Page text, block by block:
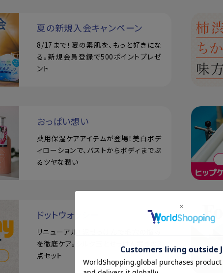
夏の新規入会キャンペーン
8/17まで！夏の素肌を、もっと好きにな
る。新規会員登録で500ポイントプレゼ
ント
おっぱい想い
薬用保湿ケアアイテムが登場！美白ボデ
ィローションで、バストからボディまでぷ
るツヤな潤い
ドットウォッシー
リニューアル！泥せっけんで毛穴の悩み
を徹底ケア。シルク玉とせっけん置きの3
点セット